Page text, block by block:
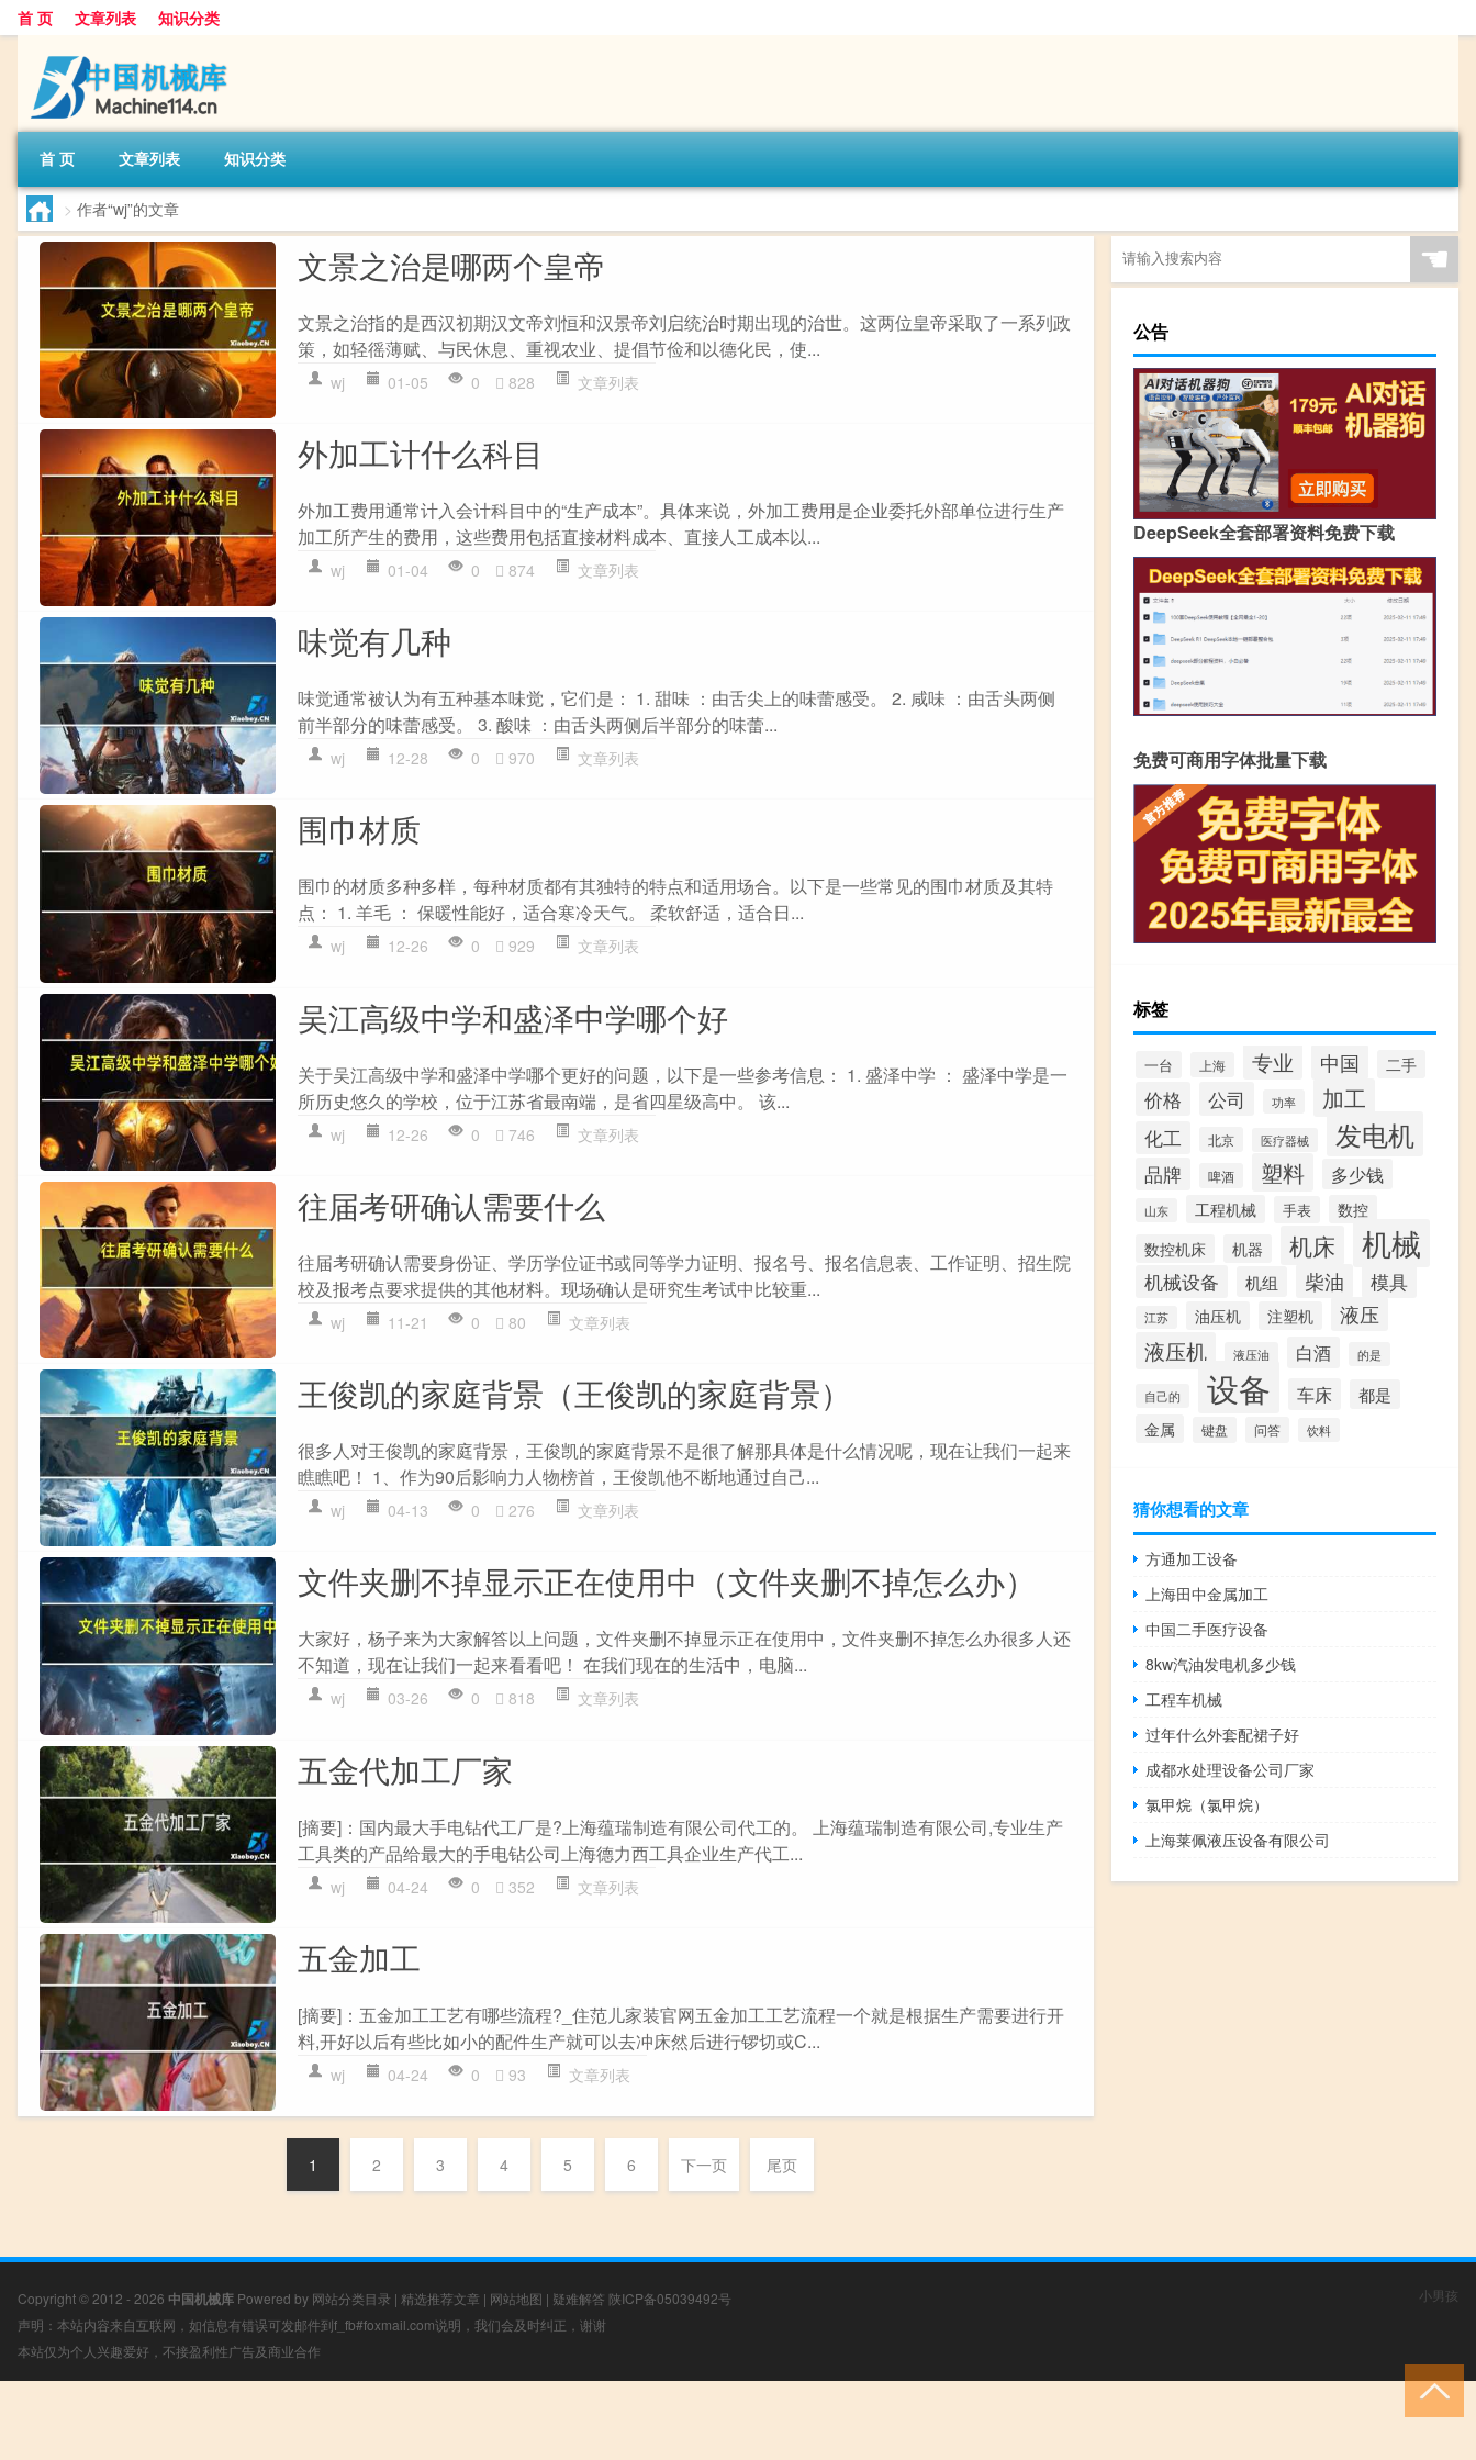
首 页 文章列表 知识分类
首 页 文章列表 知识分类
> 作者“wj”的文章
文景之治是哪两个皇帝
文景之治指的是西汉初期汉文帝刘恒和汉景帝刘启统治时期出现的治世。这两位皇帝采取了一系列政
策，如轻徭薄赋、与民休息、重视农业、提倡节俭和以德化民，使...
wj 01-05 0 828 文章列表
外加工计什么科目
外加工费用通常计入会计科目中的“生产成本”。具体来说，外加工费用是企业委托外部单位进行生产
加工所产生的费用，这些费用包括直接材料成本、直接人工成本以...
wj 01-04 0 874 文章列表
味觉有几种
味觉通常被认为有五种基本味觉，它们是： 1. 甜味 ：由舌尖上的味蕾感受。 2. 咸味 ：由舌头两侧
前半部分的味蕾感受。 3. 酸味 ：由舌头两侧后半部分的味蕾...
wj 12-28 0 970 文章列表
围巾材质
围巾的材质多种多样，每种材质都有其独特的特点和适用场合。以下是一些常见的围巾材质及其特
点： 1. 羊毛 ： 保暖性能好，适合寒冷天气。 柔软舒适，适合日...
wj 12-26 0 929 文章列表
吴江高级中学和盛泽中学哪个好
关于吴江高级中学和盛泽中学哪个更好的问题，以下是一些参考信息： 1. 盛泽中学 ： 盛泽中学是一
所历史悠久的学校，位于江苏省最南端，是省四星级高中。 该...
wj 12-26 0 746 文章列表
往届考研确认需要什么
往届考研确认需要身份证、学历学位证书或同等学力证明、报名号、报名信息表、工作证明、招生院
校及报考点要求提供的其他材料。现场确认是研究生考试中比较重...
wj 11-21 0 80 文章列表
王俊凯的家庭背景（王俊凯的家庭背景）
很多人对王俊凯的家庭背景，王俊凯的家庭背景不是很了解那具体是什么情况呢，现在让我们一起来
瞧瞧吧！ 1、作为90后影响力人物榜首，王俊凯他不断地通过自己...
wj 04-13 0 276 文章列表
文件夹删不掉显示正在使用中（文件夹删不掉怎么办）
大家好，杨子来为大家解答以上问题，文件夹删不掉显示正在使用中，文件夹删不掉怎么办很多人还
不知道，现在让我们一起来看看吧！ 在我们现在的生活中，电脑...
wj 03-26 0 818 文章列表
五金代加工厂家
[摘要]：国内最大手电钻代工厂是?上海蕴瑞制造有限公司代工的。 上海蕴瑞制造有限公司,专业生产
工具类的产品给最大的手电钻公司上海德力西工具企业生产代工...
wj 04-24 0 352 文章列表
五金加工
[摘要]：五金加工工艺有哪些流程?_住范儿家装官网五金加工工艺流程一个就是根据生产需要进行开
料,开好以后有些比如小的配件生产就可以去冲床然后进行锣切或C...
wj 04-24 0 93 文章列表
1 2 3 4 5 6 下一页 尾页
☚
公告
DeepSeek全套部署资料免费下载
免费可商用字体批量下载
标签
一台 上海 专业 中国 二手
价格 公司 功率 加工
化工 北京 医疗器械 发电机
品牌 啤酒 塑料 多少钱
山东 工程机械 手表
数控
数控机床
机器 机床 机械
机械设备 机组 柴油 模具
江苏 油压机 注塑机 液压
液压机 液压油 白酒 的是
自己的 设备 车床 都是
金属 键盘 问答 饮料
猜你想看的文章
方通加工设备
上海田中金属加工
中国二手医疗设备
8kw汽油发电机多少钱
工程车机械
过年什么外套配裙子好
成都水处理设备公司厂家
氯甲烷（氯甲烷）
上海莱佩液压设备有限公司
Copyright © 2012 - 2026 中国机械库 Powered by 网站分类目录 | 精选推荐文章 | 网站地图 | 疑难解答 陕ICP备05039492号
声明：本站内容来自互联网，如信息有错误可发邮件到f_fb#foxmail.com说明，我们会及时纠正，谢谢
本站仅为个人兴趣爱好，不接盈利性广告及商业合作
小男孩